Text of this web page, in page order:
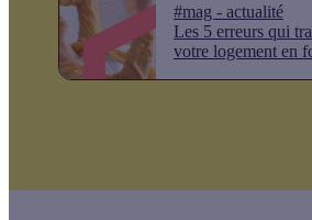
#mag - actualité
Les 5 erreurs qui
votre logement en